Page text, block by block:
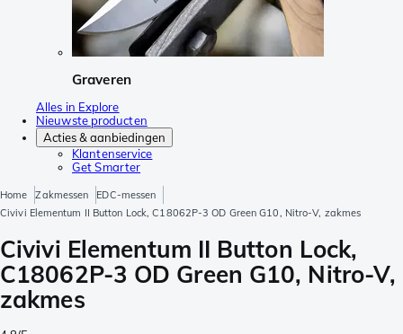
Graveren
Alles in Explore
Nieuwste producten
Acties & aanbiedingen
Klantenservice
Get Smarter
Home Zakmessen
EDC-messen
Civivi Elementum II Button Lock, C18062P-3 OD Green G10, Nitro-V, zakmes
Civivi Elementum II Button Lock,
C18062P-3 OD Green G10, Nitro-V,
zakmes